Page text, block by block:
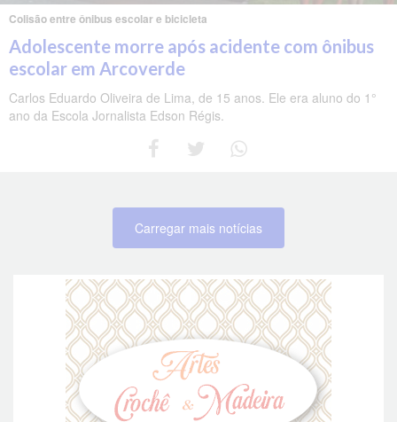
Colisão entre ônibus escolar e bicicleta
Adolescente morre após acidente com ônibus
escolar em Arcoverde
Carlos Eduardo Oliveira de Lima, de 15 anos. Ele era aluno do 1°
ano da Escola Jornalista Edson Régis.
Carregar mais notícias